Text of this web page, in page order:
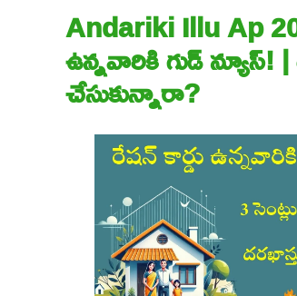
Andariki Illu Ap
ఉన్నవారికి గుడ్ న్యూస్! |
చేసుకున్నారా?